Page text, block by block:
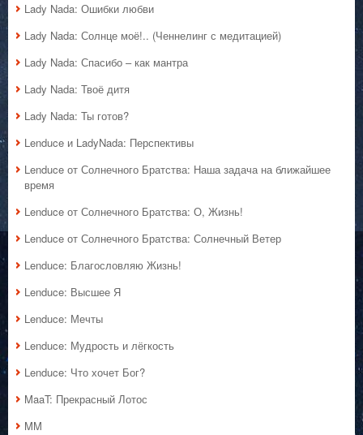
Lady Nada: Ошибки любви
Lady Nada: Солнце моё!.. (Ченнелинг с медитацией)
Lady Nada: Спасибо – как мантра
Lady Nada: Твоё дитя
Lady Nada: Ты готов?
Lenduce и LadyNada: Перспективы
Lenduce от Солнечного Братства: Наша задача на ближайшее
время
Lenduce от Солнечного Братства: О, Жизнь!
Lenduce от Солнечного Братства: Солнечный Ветер
Lenduce: Благословляю Жизнь!
Lenduce: Высшее Я
Lenduce: Мечты
Lenduce: Мудрость и лёгкость
Lenduce: Что хочет Бог?
MaaT: Прекрасный Лотос
MM